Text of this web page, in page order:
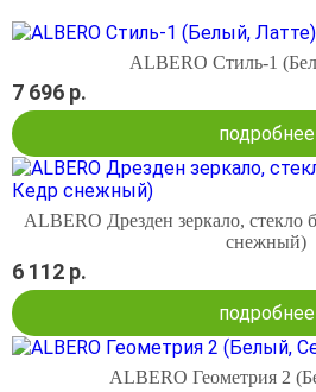
ALBERO Стиль-1
7 696 р.
подробнее
ALBERO Дрезден зеркало, стекло
снежный)
6 112 р.
подробнее
ALBERO Геометрия 2